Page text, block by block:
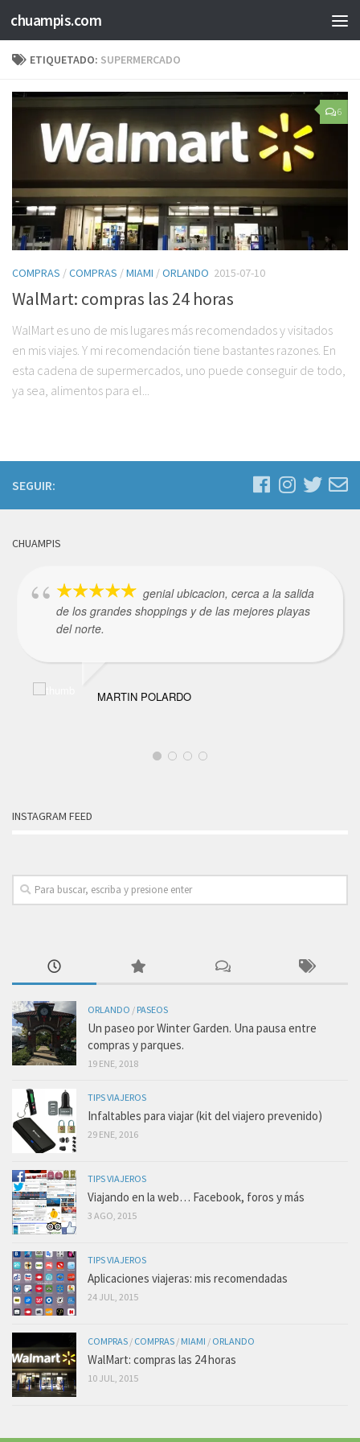
chuampis.com
ETIQUETADO: SUPERMERCADO
6
COMPRAS /COMPRAS /MIAMI /ORLANDO 2015-07-10
WalMart: compras las 24 horas
WalMart es uno de mis lugares más recomendados y visitados
en mis viajes. Y mi recomendación tiene bastantes razones. En
esta cadena de supermercados, uno puede conseguir de todo,
ya sea, alimentos para el...
SEGUIR:
CHUAMPIS
genial ubicacion, cerca a la salida
de los grandes shoppings y de las mejores playas
del norte.
MARTIN POLARDO
INSTAGRAM FEED
ORLANDO / PASEOS
Un paseo por Winter Garden. Una pausa entre
compras y parques.
19 ENE, 2018
TIPS VIAJEROS
Infaltables para viajar (kit del viajero prevenido)
29 ENE, 2016
TIPS VIAJEROS
Viajando en la web… Facebook, foros y más
3 AGO, 2015
TIPS VIAJEROS
Aplicaciones viajeras: mis recomendadas
24 JUL, 2015
COMPRAS / COMPRAS / MIAMI / ORLANDO
WalMart: compras las 24 horas
10 JUL, 2015